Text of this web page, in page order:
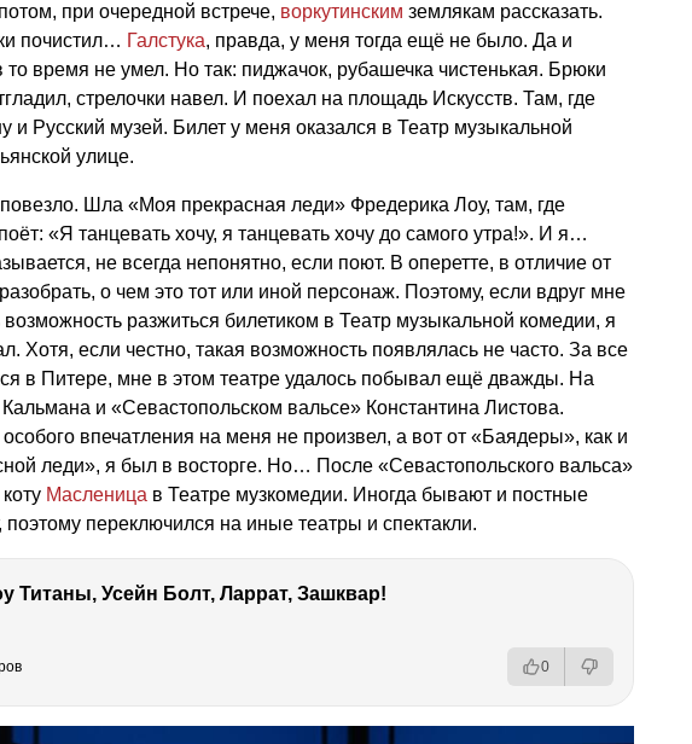
при очередной встрече, воркутинским землякам рассказать.
почистил… Галстука, правда, у меня тогда ещё не было. Да и
то время не умел. Но так: пиджачок, рубашечка чистенькая. Брюки
стрелочки навел. И поехал на площадь Искусств. Там, где
и Русский музей. Билет у меня оказался в Театр музыкальной
улице.
Шла «Моя прекрасная леди» Фредерика Лоу, там, где
«Я танцевать хочу, я танцевать хочу до самого утра!». И я…
не всегда непонятно, если поют. В оперетте, в отличие от
о чем это тот или иной персонаж. Поэтому, если вдруг мне
разжиться билетиком в Театр музыкальной комедии, я
Хотя, если честно, такая возможность появлялась не часто. За все
в Питере, мне в этом театре удалось побывал ещё дважды. На
и «Севастопольском вальсе» Константина Листова.
впечатления на меня не произвел, а вот от «Баядеры», как и
леди», я был в восторге. Но… После «Севастопольского вальса»
Масленица в Театре музкомедии. Иногда бывают и постные
поэтому переключился на иные театры и спектакли.
Усейн Болт, Ларрат, Зашквар!
0